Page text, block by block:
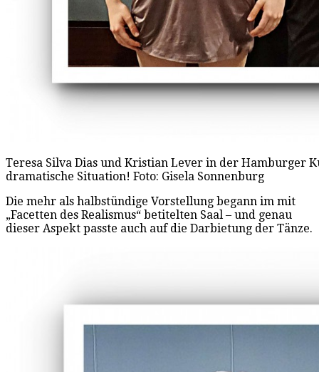
Teresa Silva Dias und Kristian Lever in der Hamburger
dramatische Situation! Foto: Gisela Sonnenburg
Die mehr als halbstündige Vorstellung begann im mit
„Facetten des Realismus“ betitelten Saal – und genau
dieser Aspekt passte auch auf die Darbietung der Tänze.